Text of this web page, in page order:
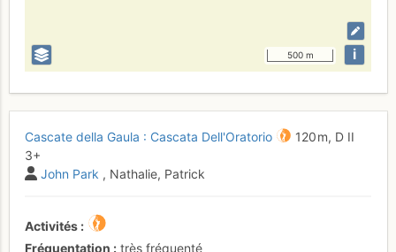
500 m i
Cascate della Gaula : Cascata Dell'Oratorio 120 m, D II
3+
John Park , Nathalie, Patrick
Activités
Fréquentation
très fréquenté